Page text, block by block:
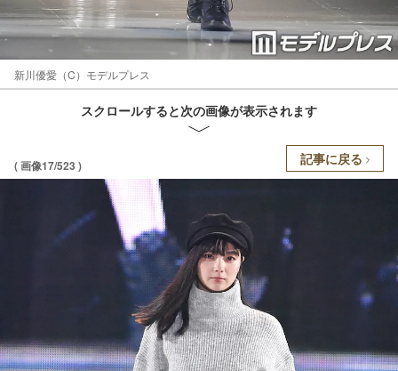
新川優愛（C）モデルプレス
スクロールすると次の画像が表示されます
( 画像17/523 ) 記事に戻る